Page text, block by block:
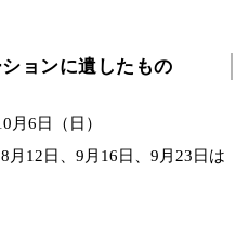
ョンに遺したもの
月6日（日）
12日、9月16日、9月23日は